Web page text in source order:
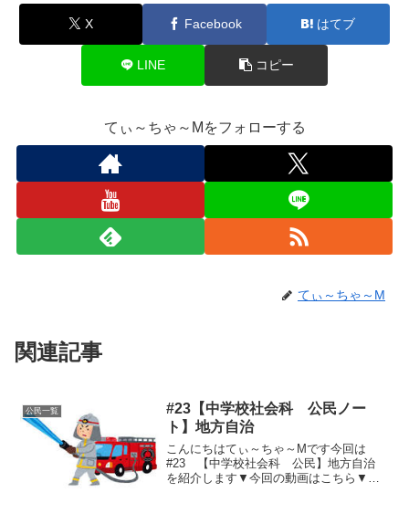
X Facebook はてブ
LINE コピー
てぃ～ちゃ～Mをフォローする
てぃ～ちゃ～M
関連記事
公民一覧
#23【中学校社会科 公民ノー
ト】地方自治
こんにちはてぃ～ちゃ～Mです今回は
#23 【中学校社会科 公民】地方自治
を紹介します▼今回の動画はこちら▼▼